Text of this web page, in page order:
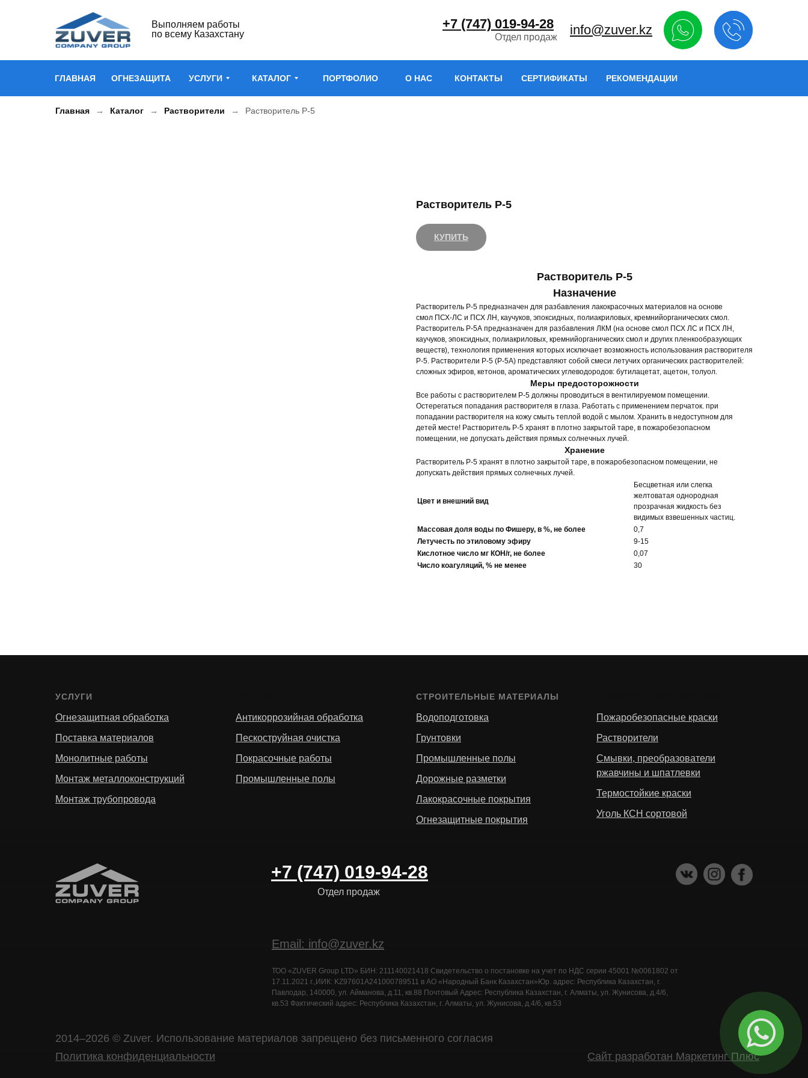
Выполняем работы
по всему Казахстану
info@zuver.kz
+7 (747) 019-94-28
Отдел продаж
ГЛАВНАЯ УСЛУГИ
ОГНЕЗАЩИТА ПОРТФОЛИО О НАС КОНТАКТЫ СЕРТИФИКАТЫ РЕКОМЕНДАЦИИ
КАТАЛОГ
Главная Каталог Растворители Растворитель Р-5
Растворитель Р-5
КУПИТЬ
Растворитель Р-5
Назначение
Растворитель Р-5 предназначен для разбавления лакокрасочных материалов на основе
смол ПСХ-ЛС и ПСХ ЛН, каучуков, эпоксидных, полиакриловых, кремнийорганических смол.
Растворитель Р-5А предназначен для разбавления ЛКМ (на основе смол ПСХ ЛС и ПСХ ЛН,
каучуков, эпоксидных, полиакриловых, кремнийорганических смол и других пленкообразующих
веществ), технология применения которых исключает возможность использования растворителя
Р-5. Растворители Р-5 (Р-5А) представляют собой смеси летучих органических растворителей:
сложных эфиров, кетонов, ароматических углеводородов: бутилацетат, ацетон, толуол.
Меры предосторожности
Все работы с растворителем Р-5 должны проводиться в вентилируемом помещении.
Остерегаться попадания растворителя в глаза. Работать с применением перчаток. при
попадании растворителя на кожу смыть теплой водой с мылом. Хранить в недоступном для
детей месте! Растворитель Р-5 хранят в плотно закрытой таре, в пожаробезопасном
помещении, не допускать действия прямых солнечных лучей.
Хранение
Растворитель Р-5 хранят в плотно закрытой таре, в пожаробезопасном помещении, не
допускать действия прямых солнечных лучей.
Цвет и внешний вид
Бесцветная или слегка
желтоватая однородная
прозрачная жидкость без
видимых взвешенных частиц.
Массовая доля воды по Фишеру, в %, не более
0,7
Летучесть по этиловому эфиру
9-15
Кислотное число мг КОН/г, не более
0,07
Число коагуляций, % не менее
30
УСЛУГИ
Огнезащитная обработка
Поставка материалов
Монолитные работы
Монтаж металлоконструкций
Монтаж трубопровода
Антикоррозийная обработка
Пескоструйная очистка
Покрасочные работы
Промышленные полы
СТРОИТЕЛЬНЫЕ МАТЕРИАЛЫ
Водоподготовка
Грунтовки
Промышленные полы
Дорожные разметки
Лакокрасочные покрытия
Огнезащитные покрытия
Пожаробезопасные краски
Растворители
Смывки, преобразователи
ржавчины и шпатлевки
Термостойкие краски
Уголь КСН сортовой
+7 (747) 019-94-28
Отдел продаж
2014–2026 © Zuver. Использование материалов запрещено без письменного согласия
Политика конфиденциальности
Сайт разработан Маркетинг Плюс
Email: info@zuver.kz
ТОО «ZUVER Group LTD» БИН: 211140021418 Свидетельство о постановке на учет по НДС серии 45001 №0061802 от
17.11.2021 г.,ИИК: KZ97601A241000789511 в АО «Народный Банк Казахстан»Юр. адрес: Республика Казахстан, г.
Павлодар, 140000, ул. Айманова, д.11, кв.88 Почтовый Адрес: Республика Казахстан, г. Алматы, ул. Жунисова, д.4/6,
кв.53 Фактический адрес: Республика Казахстан, г. Алматы, ул. Жунисова, д.4/6, кв.53